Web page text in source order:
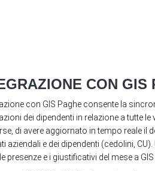
CON GIS
con GIS Paghe consente la
dei dipendenti in relazione a tutte
di avere aggiornato in tempo reale il
aziendali e dei dipendenti (cedolini,
presenze e i giustificativi del mese a GIS